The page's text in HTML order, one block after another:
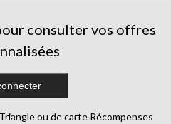
consulter vos offres
ou de carte Récompenses